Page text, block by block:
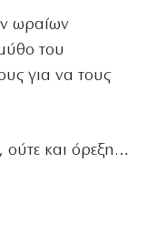
ωραίων
του
για να τους
ούτε και όρεξη…